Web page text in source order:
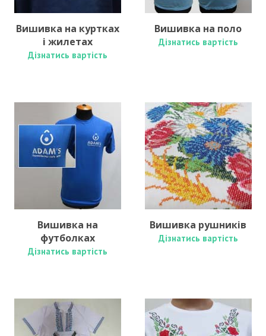
Вишивка на куртках
і жилетах
Дізнатись вартість
Вишивка на поло
Дізнатись вартість
Вишивка на
футболках
Дізнатись вартість
Вишивка рушників
Дізнатись вартість